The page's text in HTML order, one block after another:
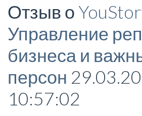
Красота Здоровье Остальное
Отзыв о
Управление
бизнеса и
персон
10:57:02